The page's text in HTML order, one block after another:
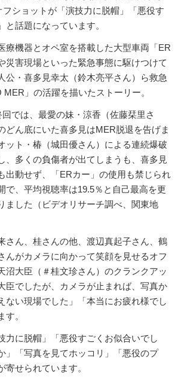
フショットが「演技力に脱帽」「悪役す
と話題になっています。
機器とオペ室を搭載した大型車両「ER
災害現場といった緊急事態に駆けつけて
公・喜多見幸太（鈴木亮平さん）ら救急
」の活躍を描いたストーリー。
では、最愛の妹・涼香（佐藤栞里さ
どん底にいた喜多見はMER脱退を告げま
ット・椿（城田優さん）による連続爆破
、多くの負傷者が出てしまうも、喜多見
出動せず、「ERカー」の使用も禁じられ
、平均視聴率は19.5％と自己最高を更
ました（ビデオリサーチ調べ、関東地
ん、桂さんの他、渡辺真起子さん、鶴
んがカメラに向かって笑顔を見せるオフ
沼大臣（＃桂文珍さん）のクランクアッ
臣でしたが、カメラが止まれば、写真か
ない現場でした」「本当にお疲れ様でし
。
に脱帽」「悪役すごくお似合いでし
」「写真を見てホッコリ」「悪役のプ
寄せられています。